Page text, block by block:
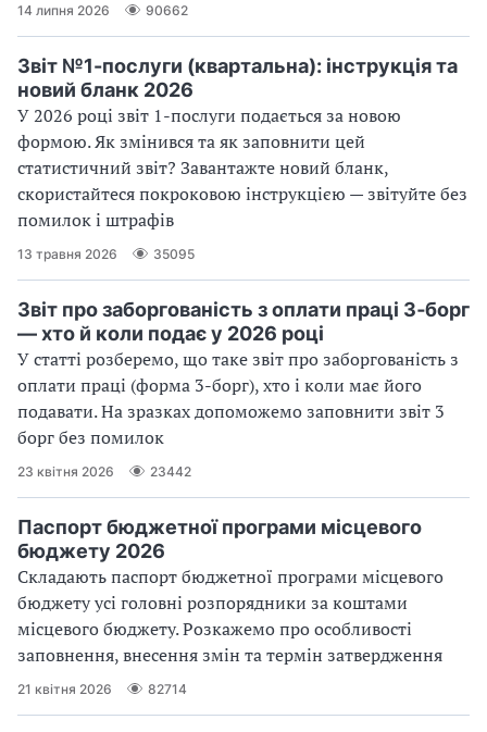
14 липня 2026 90662
Звіт №1-послуги (квартальна): інструкція та
новий бланк 2026
У 2026 році звіт 1-послуги подається за новою
формою. Як змінився та як заповнити цей
статистичний звіт? Завантажте новий бланк,
скористайтеся покроковою інструкцією — звітуйте без
помилок і штрафів
13 травня 2026 35095
Звіт про заборгованість з оплати праці 3‑борг
— хто й коли подає у 2026 році
У статті розберемо, що таке звіт про заборгованість з
оплати праці (форма 3-борг), хто і коли має його
подавати. На зразках допоможемо заповнити звіт 3
борг без помилок
23 квітня 2026 23442
Паспорт бюджетної програми місцевого
бюджету 2026
Складають паспорт бюджетної програми місцевого
бюджету усі головні розпорядники за коштами
місцевого бюджету. Розкажемо про особливості
заповнення, внесення змін та термін затвердження
21 квітня 2026 82714